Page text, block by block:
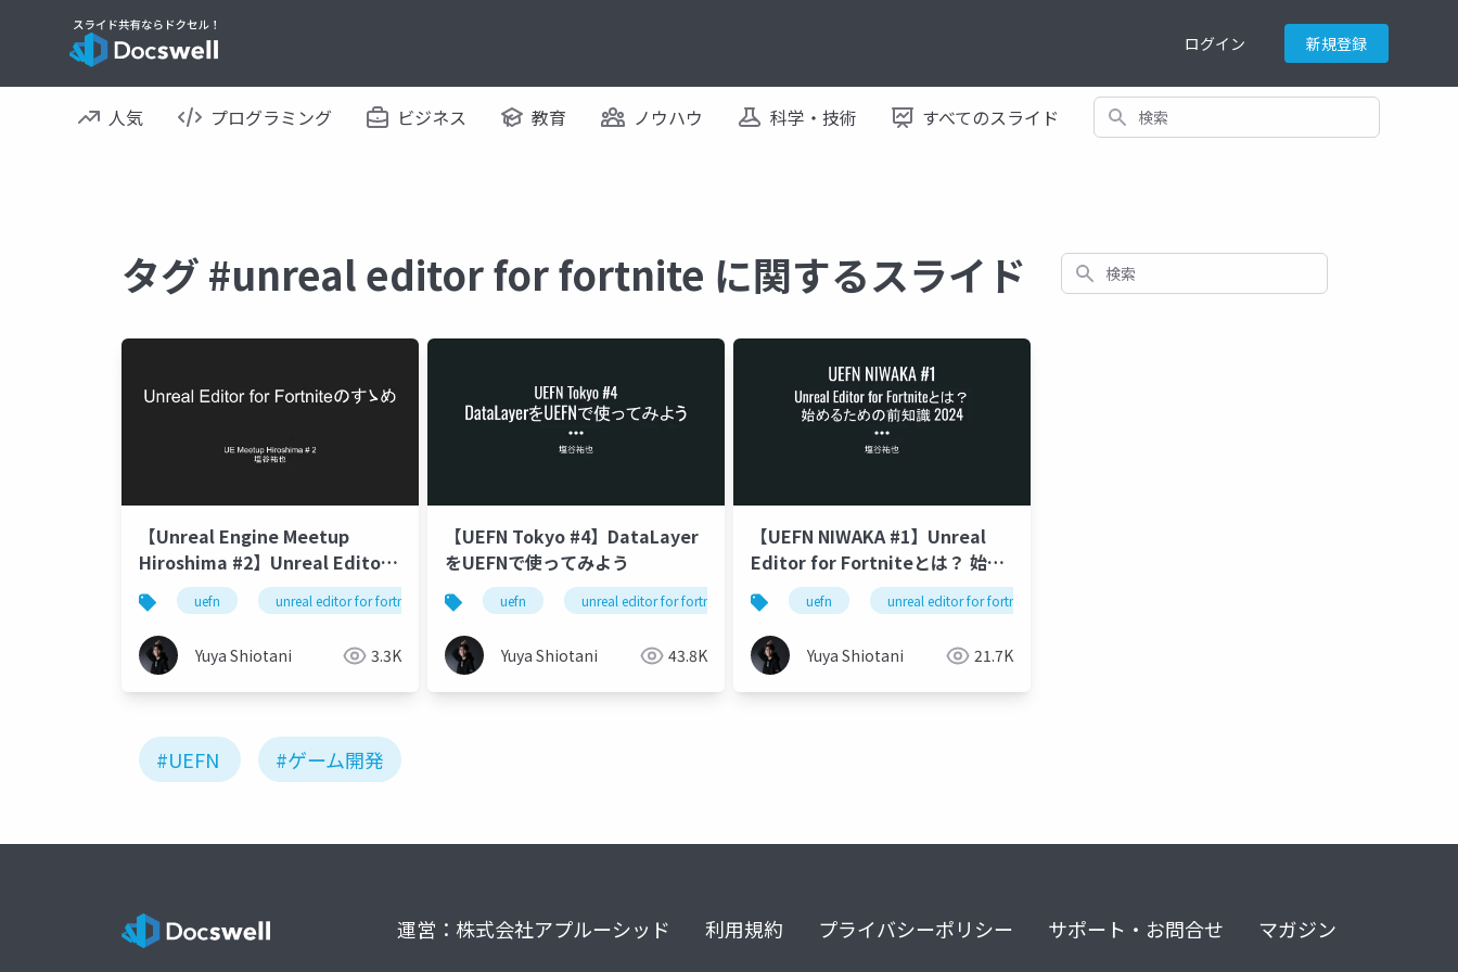
ログイン 新規登録
人気 プログラミング ビジネス 教育 ノウハウ 科学・技術 すべてのスライド 検索
タグ #unreal editor for fortnite に関するスライド 検索
【Unreal Engine Meetup
Hiroshima #2】Unreal Editor
for Fortniteのすゝめ
uefn unreal editor for fortnite pcg
Yuya Shiotani 3.3K
【UEFN Tokyo #4】DataLayer
をUEFNで使ってみよう
uefn unreal editor for fortnite uefn tokyo data layer
Yuya Shiotani 43.8K
【UEFN NIWAKA #1】Unreal
Editor for Fortniteとは？ 始め
るための前知識 2024
uefn unreal editor for fortnite
Yuya Shiotani 21.7K
#UEFN #ゲーム開発
運営：株式会社アプルーシッド 利用規約 プライバシーポリシー サポート・お問合せ マガジン